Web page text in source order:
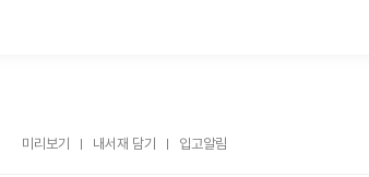
미리보기 내서재 담기 입고알림